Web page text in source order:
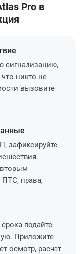
Pro в
сигнализацию,
что никто не
вызовите
зафиксируйте
ПТС, права,
подайте
Приложите
осмотр, расчет